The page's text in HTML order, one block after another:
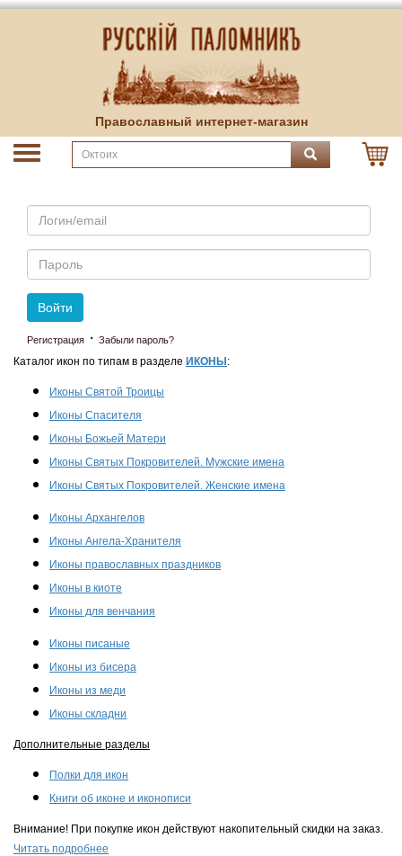
Православный интернет-магазин
Email
Пароль
Войти
Регистрация · Забыли пароль?
Каталог икон по типам в разделе ИКОНЫ :
Иконы Святой Троицы
Иконы Спасителя
Иконы Божьей Матери
Иконы Святых Покровителей. Мужские имена
Иконы Святых Покровителей. Женские имена
Иконы Архангелов
Иконы Ангела-Хранителя
Иконы православных праздников
Иконы в киоте
Иконы для венчания
Иконы писаные
Иконы из бисера
Иконы из меди
Иконы складни
Дополнительные разделы
Полки для икон
Книги об иконе и иконописи
Внимание! При покупке икон действуют накопительный скидки на заказ.
Читать подробнее